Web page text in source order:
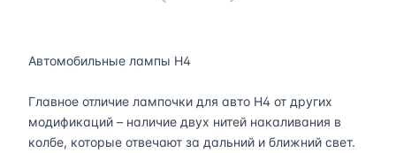
Автомобильные лампы H4
Главное отличие лампочки для авто H4 от других
модификаций – наличие двух нитей накаливания в
колбе, которые отвечают за дальний и ближний свет.